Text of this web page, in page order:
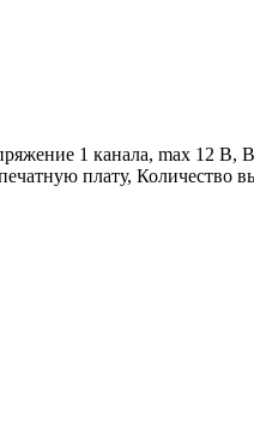
1 канала, max 12 В,
плату, Количество